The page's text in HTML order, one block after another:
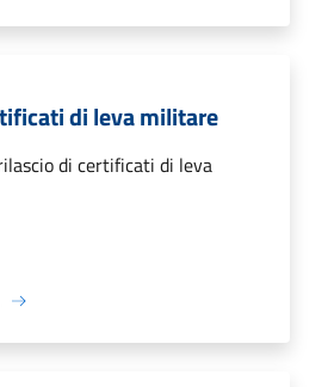
di leva militare
di certificati di leva